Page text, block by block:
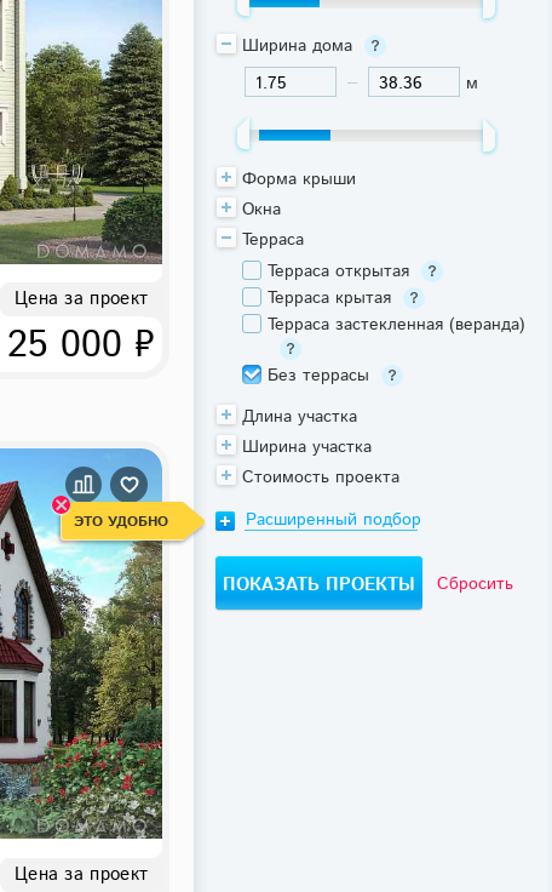
Цена за проект
25 000 ₽
Цена за проект
Ширина дома
м
Форма крыши
Окна
Терраса
Терраса открытая
Терраса крытая
Терраса застекленная (веранда)
Без террасы
Длина участка
Ширина участка
Стоимость проекта
ЭТО УДОБНО Расширенный подбор
Сбросить